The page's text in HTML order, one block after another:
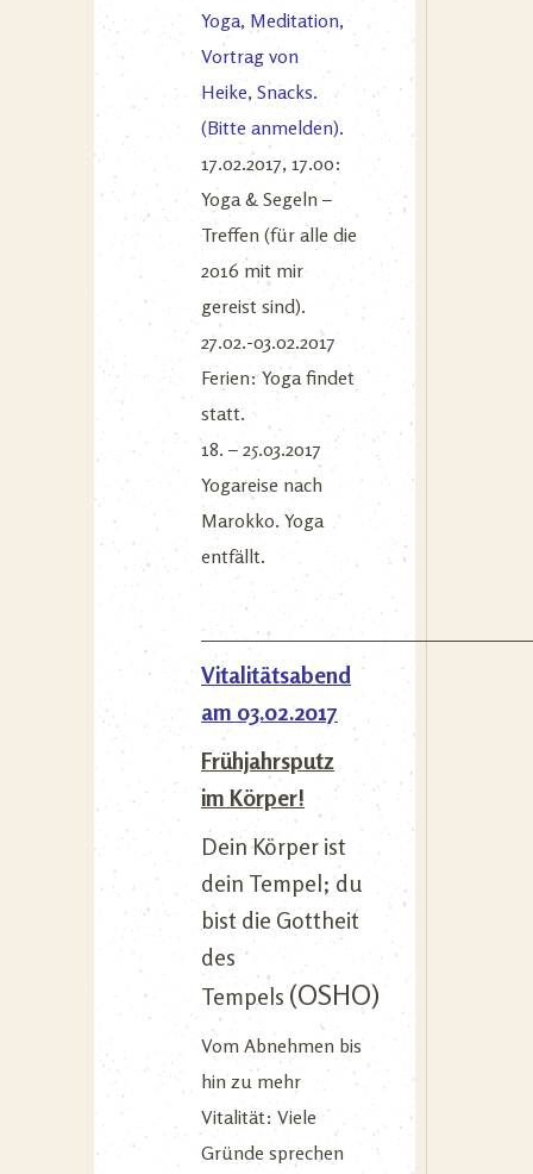
Yoga, Meditation,
Vortrag von
Heike, Snacks.
(Bitte anmelden).
17.02.2017, 17.00:
Yoga & Segeln –
Treffen (für alle die
2016 mit mir
gereist sind).
27.02.-03.02.2017
Ferien: Yoga findet
statt.
18. – 25.03.2017
Yogareise nach
Marokko. Yoga
entfällt.
Vitalitätsabend
am 03.02.2017
Frühjahrsputz
im Körper!
Dein Körper ist
dein Tempel; du
bist die Gottheit
des
Tempels(OSHO)
Vom Abnehmen bis
hin zu mehr
Vitalität: Viele
Gründe sprechen